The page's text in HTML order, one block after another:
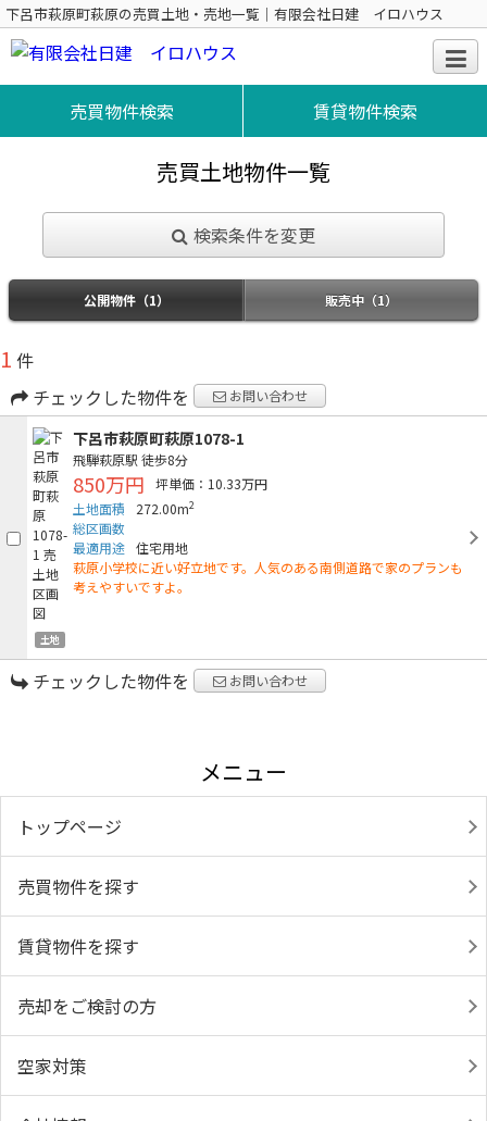
下呂市萩原町萩原の売買土地・売地一覧｜有限会社日建 イロハウス
売買物件検索 賃貸物件検索
売買土地物件一覧
検索条件を変更
公開物件（1） 販売中（1）
1 件
チェックした物件を
お問い合わせ
土地
下呂市萩原町萩原1078-1
飛騨萩原駅 徒歩8分
850万円
坪単価：10.33万円
土地面積
272.00m2
総区画数
最適用途 住宅用地
萩原小学校に近い好立地です。人気のある南側道路で家のプランも
考えやすいですよ。
チェックした物件を お問い合わせ
メニュー
トップページ
売買物件を探す
賃貸物件を探す
売却をご検討の方
空家対策